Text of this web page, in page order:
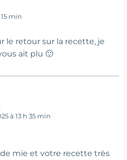
15 min
le retour sur la recette, je
ait plu 🙂
à 13 h 35 min
de mie et votre recette très